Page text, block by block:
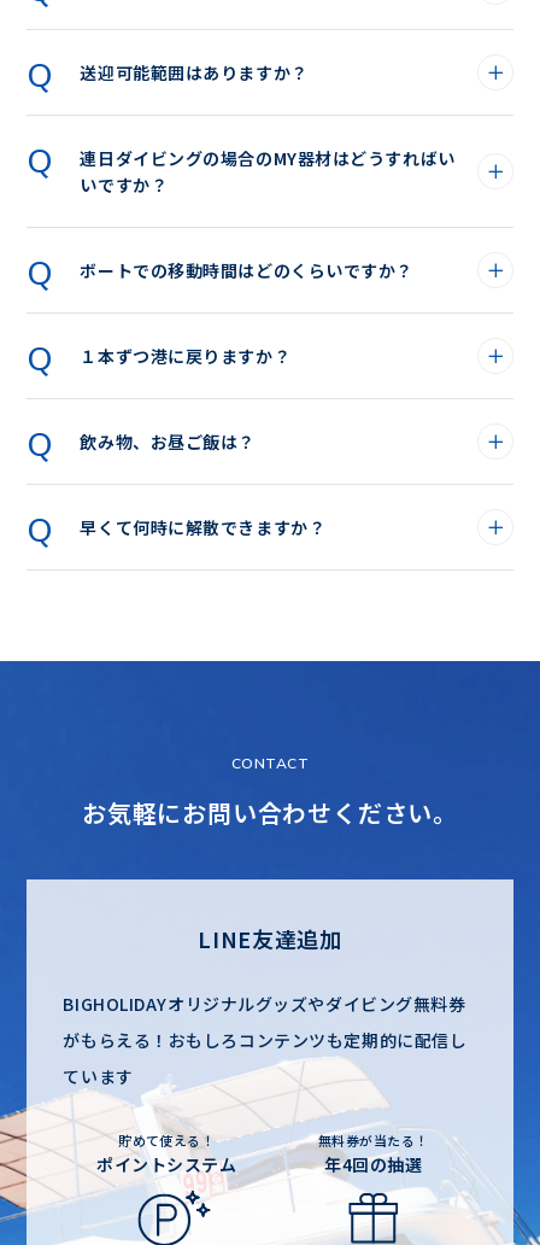
送迎可能範囲はありますか？
連日ダイビングの場合のMY器材はどうすればい
いですか？
ボートでの移動時間はどのくらいですか？
１本ずつ港に戻りますか？
飲み物、お昼ご飯は？
早くて何時に解散できますか？
CONTACT
お気軽にお問い合わせください。
LINE友達追加
BIGHOLIDAYオリジナルグッズやダイビング無料券
がもらえる！ おもしろコンテンツも定期的に配信し
ています
貯めて使える！
ポイントシステム
無料券が当たる！
年4回の抽選